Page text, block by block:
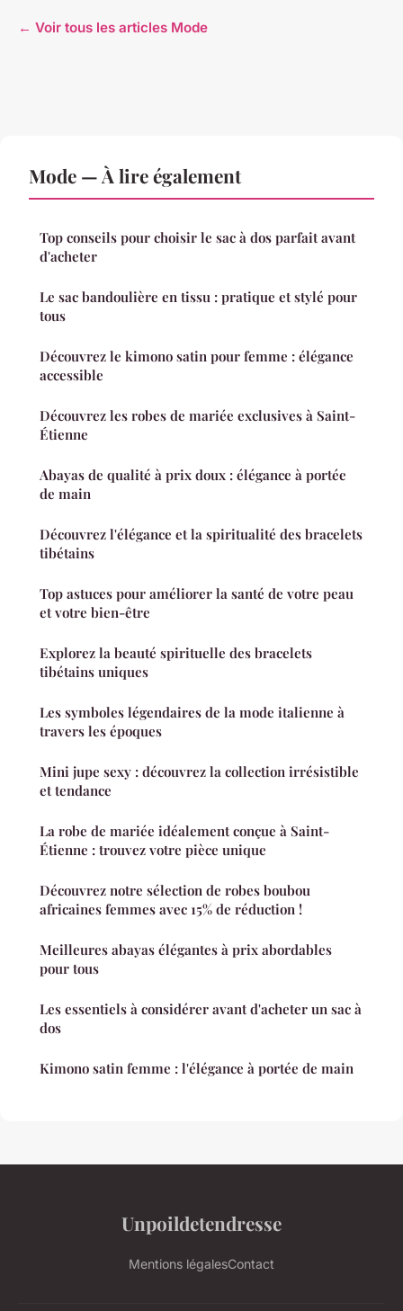
← Voir tous les articles Mode
Mode — À lire également
Top conseils pour choisir le sac à dos parfait avant
d'acheter
Le sac bandoulière en tissu : pratique et stylé pour
tous
Découvrez le kimono satin pour femme : élégance
accessible
Découvrez les robes de mariée exclusives à Saint-
Étienne
Abayas de qualité à prix doux : élégance à portée
de main
Découvrez l'élégance et la spiritualité des bracelets
tibétains
Top astuces pour améliorer la santé de votre peau
et votre bien-être
Explorez la beauté spirituelle des bracelets
tibétains uniques
Les symboles légendaires de la mode italienne à
travers les époques
Mini jupe sexy : découvrez la collection irrésistible
et tendance
La robe de mariée idéalement conçue à Saint-
Étienne : trouvez votre pièce unique
Découvrez notre sélection de robes boubou
africaines femmes avec 15% de réduction !
Meilleures abayas élégantes à prix abordables
pour tous
Les essentiels à considérer avant d'acheter un sac à
dos
Kimono satin femme : l'élégance à portée de main
Unpoildetendresse
Mentions légalesContact